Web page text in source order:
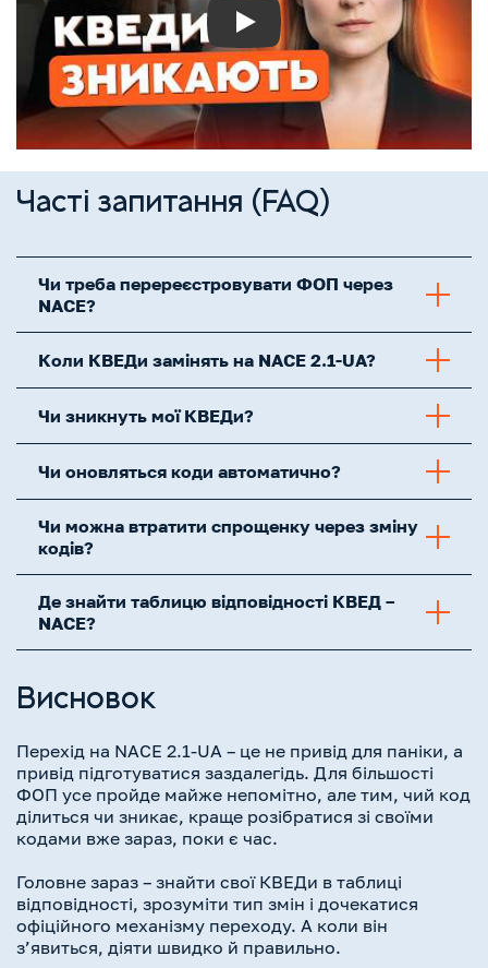
Play
Часті запитання (FAQ)
Чи треба перереєстровувати ФОП через
NACE?
Коли КВЕДи замінять на NACE 2.1-UA?
Чи зникнуть мої КВЕДи?
Чи оновляться коди автоматично?
Чи можна втратити спрощенку через зміну
кодів?
Де знайти таблицю відповідності КВЕД –
NACE?
Висновок
Перехід на NACE 2.1-UA – це не привід для паніки, а
привід підготуватися заздалегідь. Для більшості
ФОП усе пройде майже непомітно, але тим, чий код
ділиться чи зникає, краще розібратися зі своїми
кодами вже зараз, поки є час.
Головне зараз – знайти свої КВЕДи в таблиці
відповідності, зрозуміти тип змін і дочекатися
офіційного механізму переходу. А коли він
з’явиться, діяти швидко й правильно.